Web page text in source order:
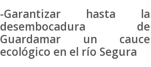
-Garantizar hasta la
desembocadura de
Guardamar un cauce
ecológico en el río Segura